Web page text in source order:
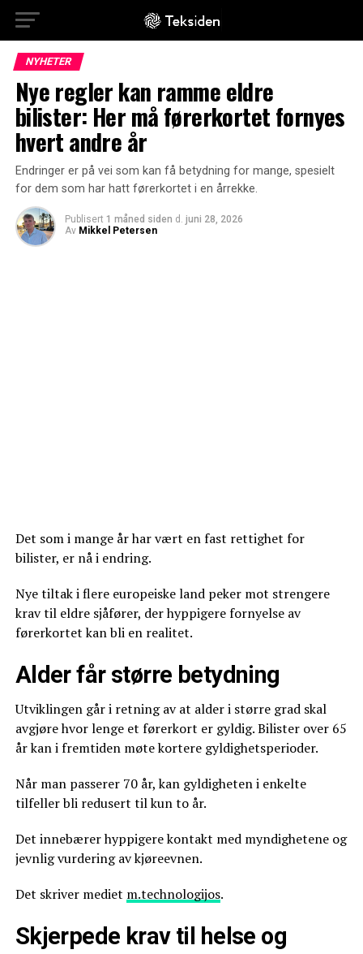
NYHETER
Nye regler kan ramme eldre
bilister: Her må førerkortet fornyes
hvert andre år
Endringer er på vei som kan få betydning for mange, spesielt
for dem som har hatt førerkortet i en årrekke.
Publisert 1 måned siden d. juni 28, 2026
Av Mikkel Petersen
Det som i mange år har vært en fast rettighet for
bilister, er nå i endring.
Nye tiltak i flere europeiske land peker mot strengere
krav til eldre sjåfører, der hyppigere fornyelse av
førerkortet kan bli en realitet.
Alder får større betydning
Utviklingen går i retning av at alder i større grad skal
avgjøre hvor lenge et førerkort er gyldig. Bilister over 65
år kan i fremtiden møte kortere gyldighetsperioder.
Når man passerer 70 år, kan gyldigheten i enkelte
tilfeller bli redusert til kun to år.
Det innebærer hyppigere kontakt med myndighetene og
jevnlig vurdering av kjøreevnen.
Det skriver mediet m.technologijos.
Skjerpede krav til helse og